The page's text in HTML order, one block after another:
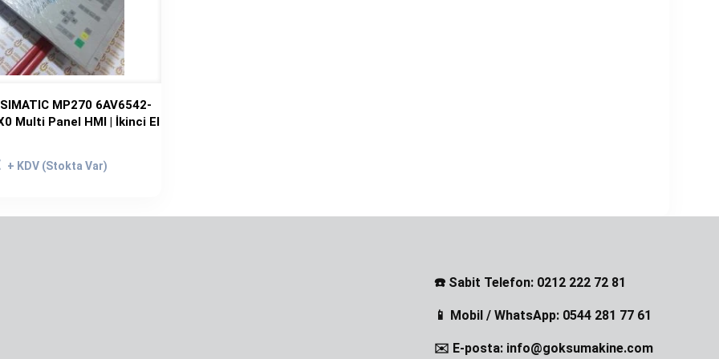
MP270 6AV6542-
Multi Panel HMI | İkinci El
Şu
☎️ Sabit Telefon: 0212 222 72 81
📱 Mobil / WhatsApp: 0544 281 77 61
✉️ E-posta: info@goksumakine.com